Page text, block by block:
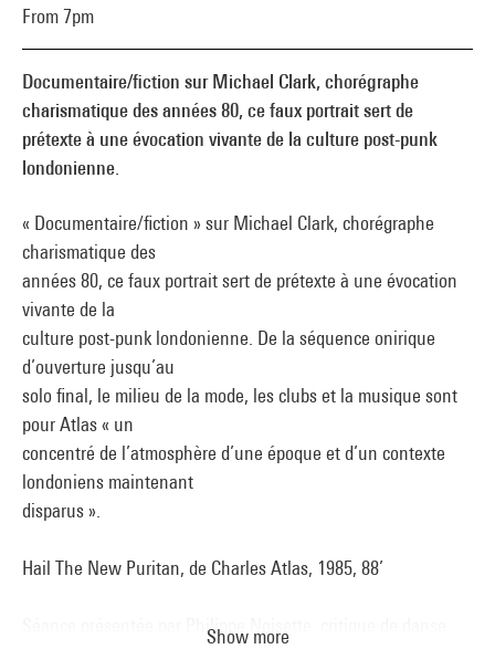
Documentaire/fiction sur Michael Clark, chorégraphe
charismatique des années 80, ce faux portrait sert de
prétexte à une évocation vivante de la culture post-punk
londonienne.
« Documentaire/fiction » sur Michael Clark, chorégraphe
charismatique des
années 80, ce faux portrait sert de prétexte à une évocation
vivante de la
culture post-punk londonienne. De la séquence onirique
d’ouverture jusqu’au
solo final, le milieu de la mode, les clubs et la musique sont
pour Atlas « un
concentré de l’atmosphère d’une époque et d’un contexte
londoniens maintenant
disparus ».
Hail The New Puritan, de Charles Atlas, 1985, 88’
Séance présentée par Philippe Noisette, critique de danse
Show more
From 7pm